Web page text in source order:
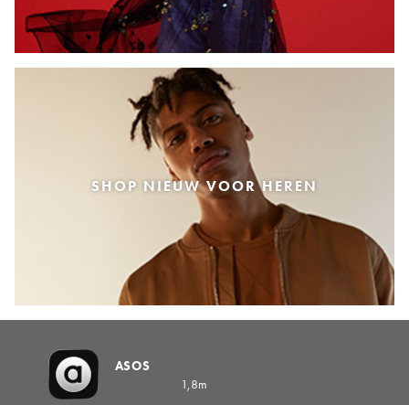
SHOP NIEUW VOOR HEREN
ASOS
1,8m